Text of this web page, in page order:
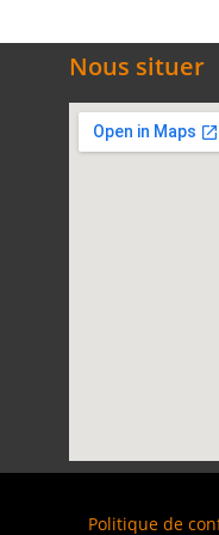
Nous situer
Politique de